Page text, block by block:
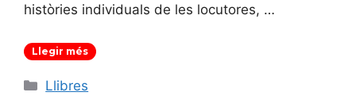
històries individuals de les locutores, …
Llegir més
Categories
Llibres